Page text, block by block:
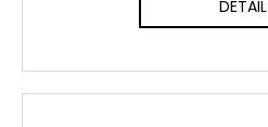
DETAIL